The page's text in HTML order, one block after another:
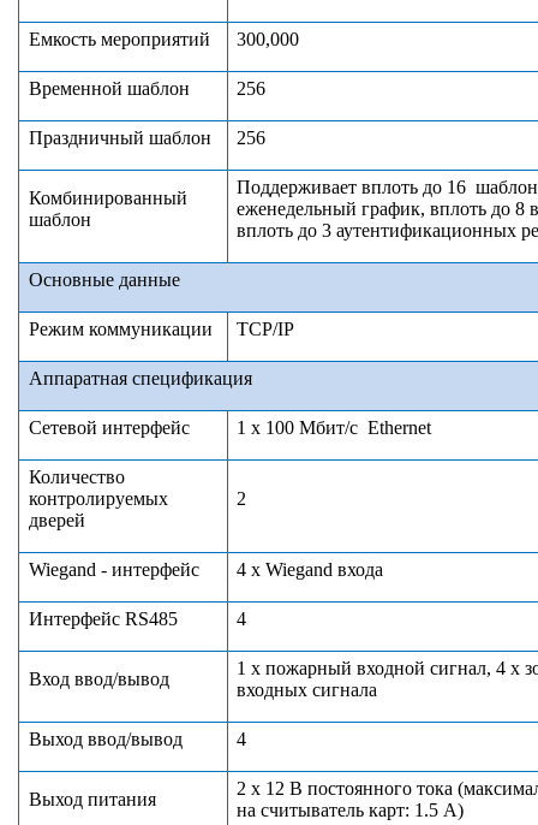
Емкость мероприятий 300,000
Временной шаблон 256
Праздничный шаблон 256
Комбинированный
шаблон
Поддерживает вплоть до 16
еженедельный график, вплоть до 8
вплоть до 3 аутентификационных
Основные данные
Режим коммуникации TCP/IP
Аппаратная спецификация
Сетевой интерфейс 1 х 100 Мбит/сEthernet
Количество
контролируемых
дверей
2
Wiegand - интерфейс 4 х Wiegand входа
Интерфейс RS485 4
Вход ввод/вывод
1 х пожарный входной сигнал,4 х
входных сигнала
Выход ввод/вывод 4
Выходпитания
2 х 12 В постоянного тока
на считыватель карт: 1.5 А)